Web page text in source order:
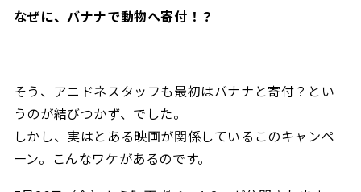
なぜに、バナナで動物へ寄付！？
そう、アニドネスタッフも最初はバナナと寄付？とい
うのが結びつかず、でした。
しかし、実はとある映画が関係しているこのキャンペ
ーン。こんなワケがあるのです。